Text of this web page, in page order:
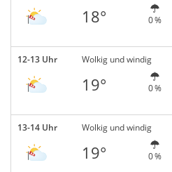
18° 0 %
12-13 Uhr Wolkig und windig
19° 0 %
13-14 Uhr Wolkig und windig
19° 0 %